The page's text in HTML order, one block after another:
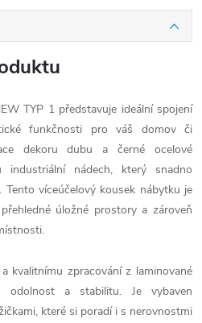
TYP 1 představuje ideální spojení
funkčnosti pro váš domov či
dekoru dubu a černé ocelové
industriální nádech, který snadno
víceúčelový kousek nábytku je
úložné prostory a zároveň
kvalitnímu zpracování z laminované
odolnost a stabilitu. Je vybaven
které si poradí i s nerovnostmi